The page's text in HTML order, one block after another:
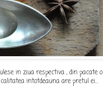
in ziua respectiva , din pacate o
intotdeauna are pretul ei...